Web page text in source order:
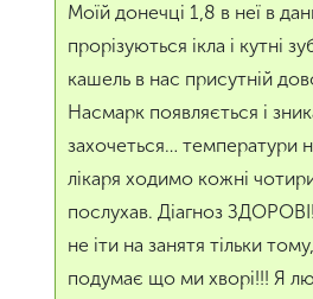
Моїй донечці 1,8 в неї в
прорізуються ікла і кутні
кашель в нас присутній
Насмарк появляється і
захочеться… температури
лікаря ходимо кожні
послухав. Діагноз
не іти на занятя тільки
подумає що ми хворі!!! Я